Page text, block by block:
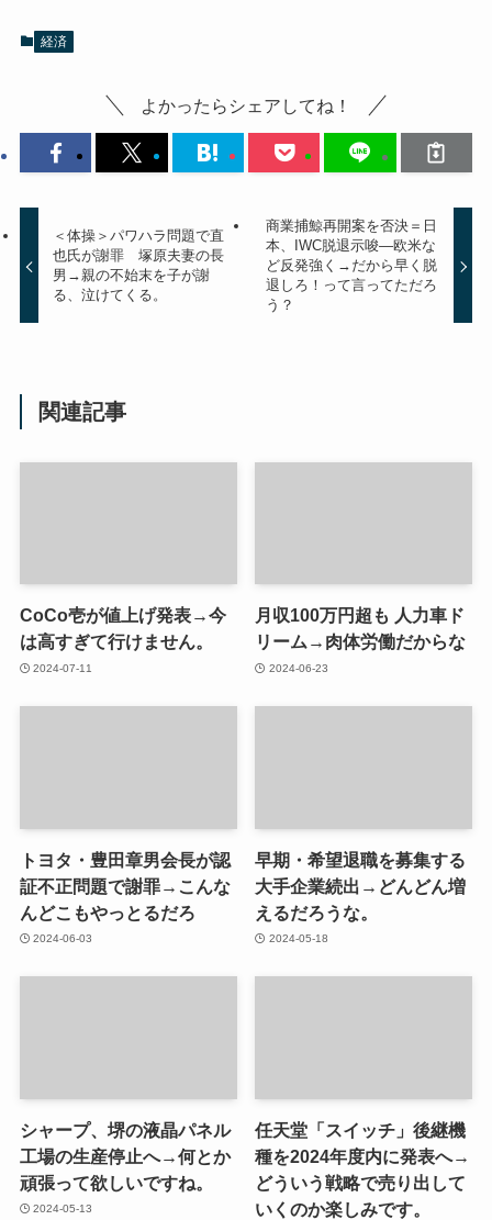
経済
よかったらシェアしてね！
＜体操＞パワハラ問題で直
也氏が謝罪 塚原夫妻の長
男→親の不始末を子が謝
る、泣けてくる。
商業捕鯨再開案を否決＝日
本、IWC脱退示唆―欧米な
ど反発強く→だから早く脱
退しろ！って言ってただろ
う？
関連記事
CoCo壱が値上げ発表→今
は高すぎて行けません。
2024-07-11
月収100万円超も 人力車ド
リーム→肉体労働だからな
2024-06-23
トヨタ・豊田章男会長が認
証不正問題で謝罪→こんな
んどこもやっとるだろ
2024-06-03
早期・希望退職を募集する
大手企業続出→どんどん増
えるだろうな。
2024-05-18
シャープ、堺の液晶パネル
工場の生産停止へ→何とか
頑張って欲しいですね。
2024-05-13
任天堂「スイッチ」後継機
種を2024年度内に発表へ→
どういう戦略で売り出して
いくのか楽しみです。